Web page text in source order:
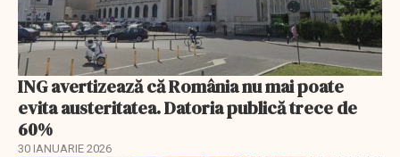
ING avertizează că România nu mai poate
evita austeritatea. Datoria publică trece de
60%
30 IANUARIE 2026